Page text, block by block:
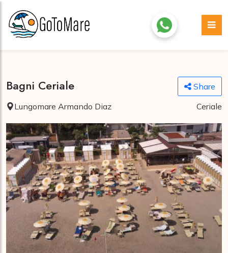
Bagni Ceriale
Share
Lungomare Armando Diaz
Ceriale